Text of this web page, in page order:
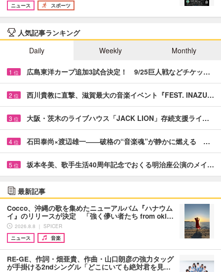
ニュース
スポーツ
人気記事ランキング
Daily
Weekly Monthly
1 位 広島東洋カープ追加3試合決定！ 9/25巨人戦などチケッ…
2 位 西川貴教に直撃、滋賀最大の音楽イベント『FEST. INAZU…
3 位 大阪・茨木のライブハウス「JACK LION」存続支援ライ…
4 位 石田泰尚×渡辺雄一――破格の“音楽魂”が静かに燃える …
5 位 坂本冬美、歌手生活40周年記念でおくる明治座公演のメイ…
最新記事
Cocco、沖縄の歌を集めたニューアルバム『ハナウム
イ』のリリースが決定 「強く儚い者たち from oki…
2026.8.8 ｜ SPICER
ニュース
音楽
RE-GE、作詞・畑亜貴、作曲・山口朗彦の強力タッグ
が手掛ける2ndシングル「どこにいても絶対君を見…